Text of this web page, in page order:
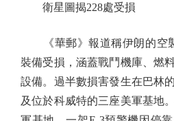
衛星圖揭228處受損
《華郵》報道稱伊朗的空
裝備受損，涵蓋戰鬥機庫、燃
設備。過半數損害發生在巴林
及位於科威特的三座美軍基地